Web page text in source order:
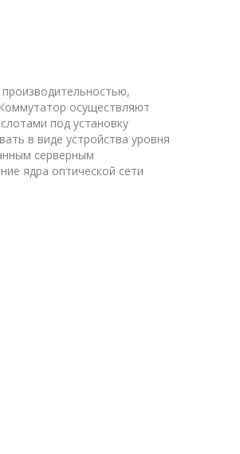
осуществляют
под установку
в виде устройства уровня
серверным
ядра оптической сети